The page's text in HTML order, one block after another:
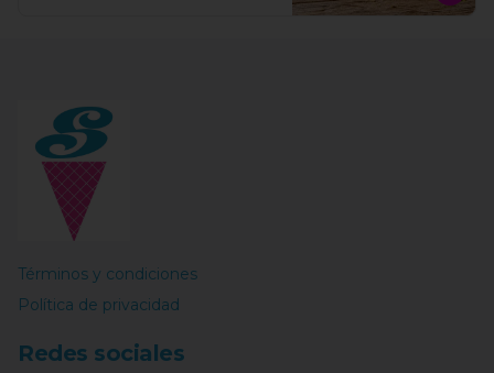
Términos y condiciones
Política de privacidad
Redes sociales